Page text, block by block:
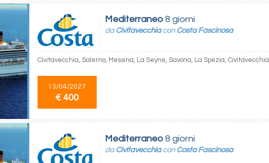
Mediterraneo 8 giorni
da Civitavecchiacon Costa Fascinosa
Civitavecchia, Salerno, Messina, La Seyne, Savona, La Spezia, Civitavecchia
13/04/2027
€ 400
Mediterraneo 8 giorni
da Civitavecchiacon Costa Fascinosa